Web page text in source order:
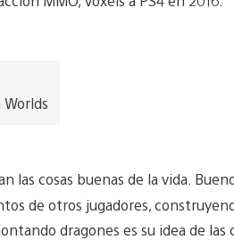
las cosas buenas de la vida.
de otros jugadores,
dragones es su idea de las